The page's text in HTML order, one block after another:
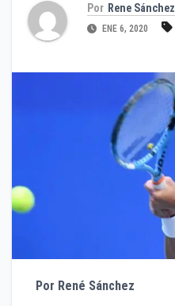
Por Rene Sánchez
ENE 6, 2020
Por René Sánchez